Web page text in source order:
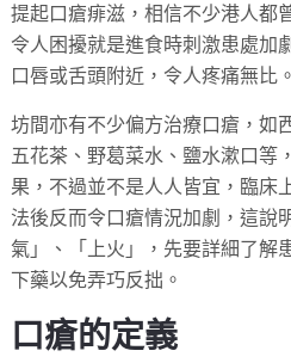
提起口瘡痱滋，相信不少港人都
令人困擾就是進食時刺激患處加
口唇或舌頭附近，令人疼痛無比。
坊間亦有不少偏方治療口瘡，如
五花茶、野葛菜水、鹽水漱口等
果，不過並不是人人皆宜，臨床
法後反而令口瘡情況加劇，這說
氣」、「上火」，先要詳細了解
下藥以免弄巧反拙。
口瘡的定義